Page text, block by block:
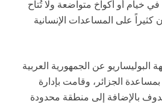
خيام أو أكواخ متواضعة ولا تُتاح
كثيراً على المساعدات الإنسانية
أعلنت جبهة البوليساريو عن الجمهورية العربية
الجزائر، وقامت بإدارة
بالإضافة إلى منطقة محدودة